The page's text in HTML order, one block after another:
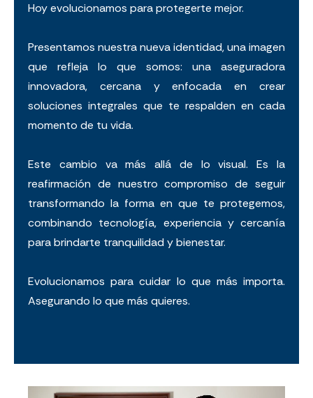
Hoy evolucionamos para protegerte mejor.
Presentamos nuestra nueva identidad, una imagen
que refleja lo que somos: una aseguradora
innovadora, cercana y enfocada en crear
soluciones integrales que te respalden en cada
momento de tu vida.
Este cambio va más allá de lo visual. Es la
reafirmación de nuestro compromiso de seguir
transformando la forma en que te protegemos,
combinando tecnología, experiencia y cercanía
para brindarte tranquilidad y bienestar.
Evolucionamos para cuidar lo que más importa.
Asegurando lo que más quieres.